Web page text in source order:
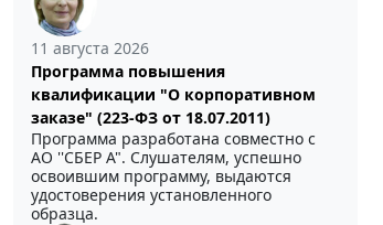
11 августа 2026
Программа повышения
квалификации "О корпоративном
заказе" (223-ФЗ от 18.07.2011)
Программа разработана совместно с
АО ''СБЕР А". Слушателям, успешно
освоившим программу, выдаются
удостоверения установленного
образца.